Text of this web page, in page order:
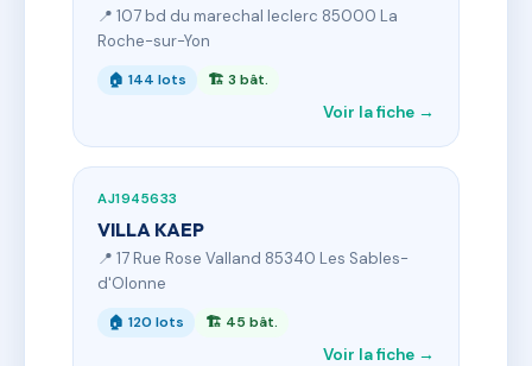
📍 107 bd du marechal leclerc 85000 La
Roche-sur-Yon
🏠 144 lots 🏗 3 bât.
Voir la fiche →
AJ1945633
VILLA KAEP
📍 17 Rue Rose Valland 85340 Les Sables-
d'Olonne
🏠 120 lots 🏗 45 bât.
Voir la fiche →